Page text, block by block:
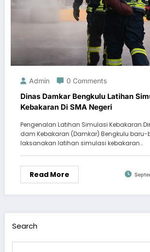
Admin 0 Comments
Dinas Damkar Bengkulu Latihan
Kebakaran Di SMA Negeri
Pengenalan Latihan Simulasi Kebakaran
dam Kebakaran (Damkar) Bengkulu baru-
laksanakan latihan simulasi kebakaran…
Read More
Search